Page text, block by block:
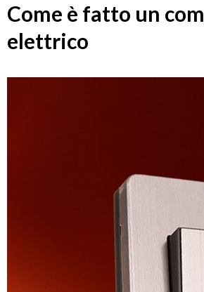
Come è fatto un
elettrico